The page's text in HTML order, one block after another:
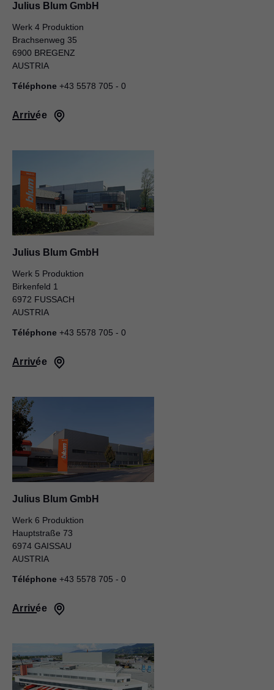
Julius Blum GmbH
Werk 4 Produktion
Brachsenweg 35
6900 BREGENZ
AUSTRIA
Téléphone +43 5578 705 - 0
Arrivée
Julius Blum GmbH
Werk 5 Produktion
Birkenfeld 1
6972 FUSSACH
AUSTRIA
Téléphone +43 5578 705 - 0
Arrivée
Julius Blum GmbH
Werk 6 Produktion
Hauptstraße 73
6974 GAISSAU
AUSTRIA
Téléphone +43 5578 705 - 0
Arrivée